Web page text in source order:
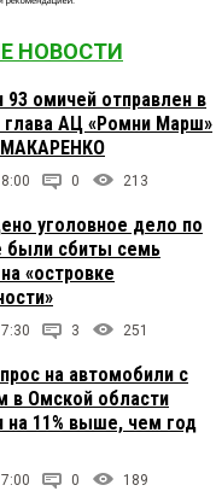
НОВОСТИ
93 омичей отправлен в
АЦ «Ромни Марш»
МАКАРЕНКО
0 213
уголовное дело по
были сбиты семь
«островке
3 251
на автомобили с
в Омской области
на 11% выше, чем год
0 189